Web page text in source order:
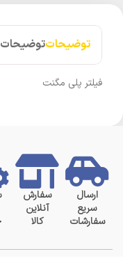
توضیحات
فیلتر پلی مگنت
ارسال
سریع
سفارشات
سفارش
آنلاین
کالا